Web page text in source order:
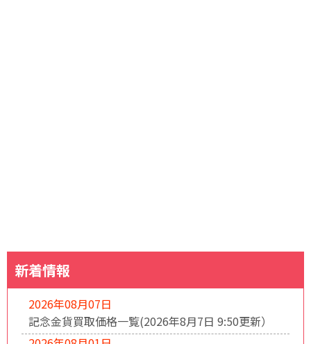
新着情報
2026年08月07日
記念金貨買取価格一覧(2026年8月7日 9:50更新）